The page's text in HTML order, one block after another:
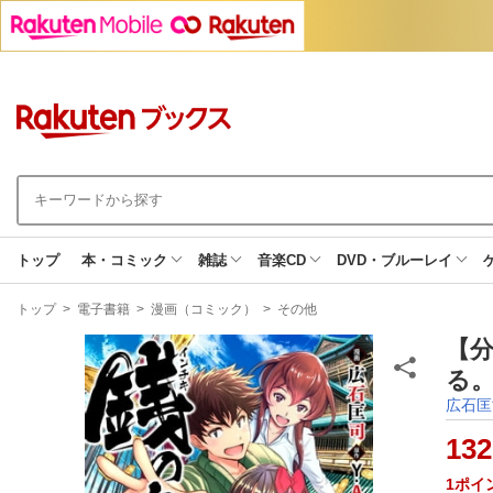
トップ 本・コミック 雑誌 音楽CD DVD・ブルーレイ
現
トップ > 電子書籍 > 漫画（コミック） > その他
【
る
広石
132
1ポイ